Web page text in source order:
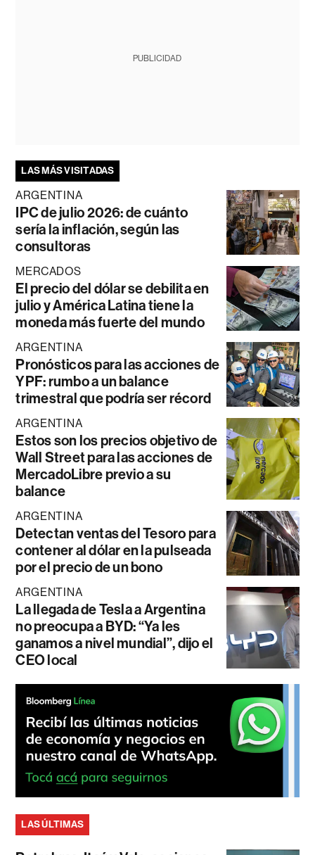
PUBLICIDAD
LAS MÁS VISITADAS
ARGENTINA
IPC de julio 2026: de cuánto
sería la inflación, según las
consultoras
MERCADOS
El precio del dólar se debilita en
julio y América Latina tiene la
moneda más fuerte del mundo
ARGENTINA
Pronósticos para las acciones de
YPF: rumbo a un balance
trimestral que podría ser récord
ARGENTINA
Estos son los precios objetivo de
Wall Street para las acciones de
MercadoLibre previo a su
balance
ARGENTINA
Detectan ventas del Tesoro para
contener al dólar en la pulseada
por el precio de un bono
ARGENTINA
La llegada de Tesla a Argentina
no preocupa a BYD: “Ya les
ganamos a nivel mundial”, dijo el
CEO local
LAS ÚLTIMAS